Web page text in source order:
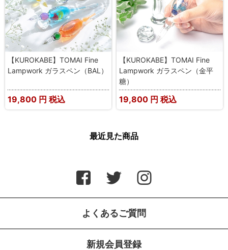
【KUROKABE】TOMAI Fine
Lampwork ガラスペン（BAL）
19,800 円 税込
【KUROKABE】TOMAI Fine
Lampwork ガラスペン（金平
糖）
19,800 円 税込
最近見た商品
よくあるご質問
新規会員登録